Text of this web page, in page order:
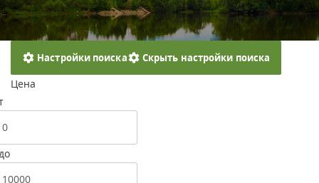
Настройки поиска Скрыть настройки поиска
Цена